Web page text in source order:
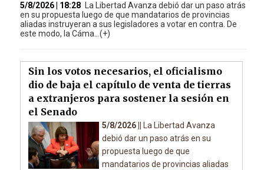
5/8/2026 | 18:28 La Libertad Avanza debió dar un paso atrás
en su propuesta luego de que mandatarios de provincias
aliadas instruyeran a sus legisladores a votar en contra. De
este modo, la Cáma...(+)
Sin los votos necesarios, el oficialismo
dio de baja el capítulo de venta de tierras
a extranjeros para sostener la sesión en
el Senado
5/8/2026 ||
La Libertad Avanza
debió dar un paso atrás en su
propuesta luego de que
mandatarios de provincias aliadas